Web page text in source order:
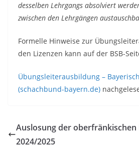
desselben Lehrgangs absolviert
zwischen den Lehrgängen
Formelle Hinweise zur
den Lizenzen kann auf der BSB-
Übungsleiterausbildung –
(schachbund-bayern.de)
Auslosung der oberfränkischen
2024/2025